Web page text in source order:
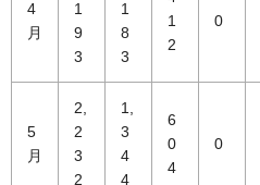
4
月
1
9
3
1
8
3
1
2
0
5
月
2,
2
3
2
1,
3
4
4
6
0
4
0